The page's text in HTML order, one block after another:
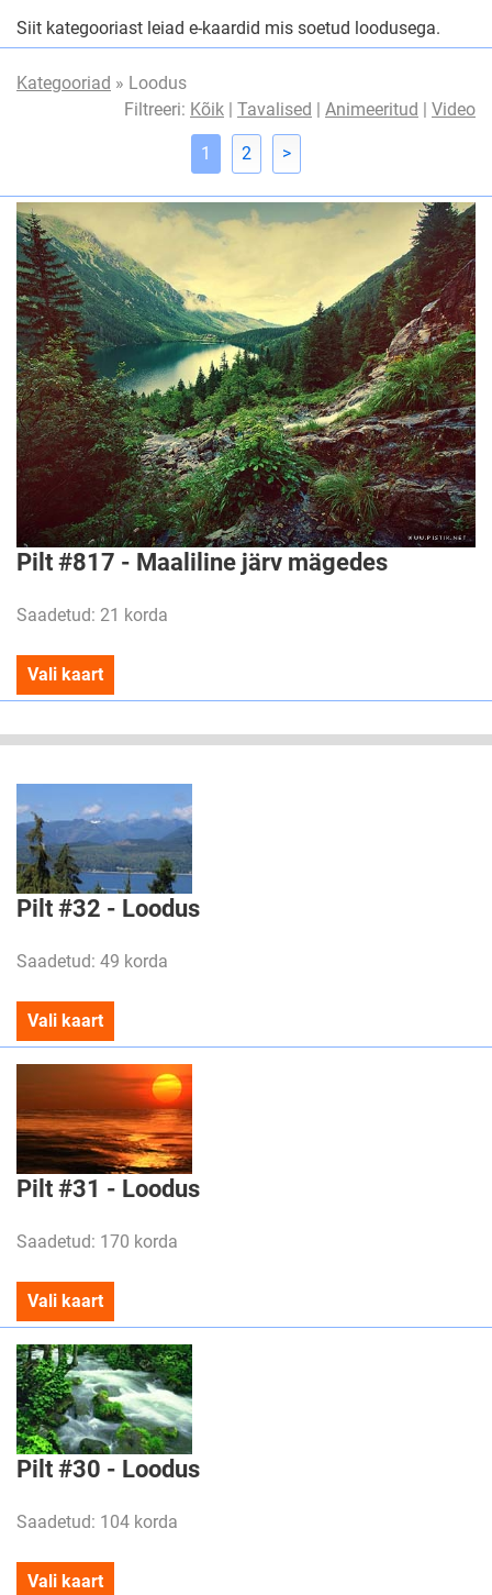
Siit kategooriast leiad e-kaardid mis soetud loodusega.
Kategooriad » Loodus
Filtreeri: Kõik | Tavalised | Animeeritud | Video
1 2 >
Pilt #817 - Maaliline järv mägedes
Saadetud: 21 korda
Vali kaart
Pilt #32 - Loodus
Saadetud: 49 korda
Vali kaart
Pilt #31 - Loodus
Saadetud: 170 korda
Vali kaart
Pilt #30 - Loodus
Saadetud: 104 korda
Vali kaart